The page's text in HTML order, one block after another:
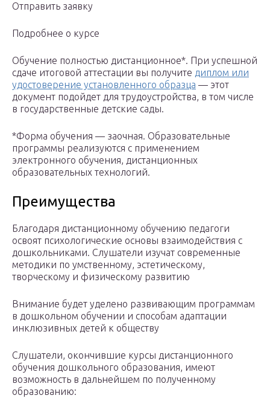
Отправить заявку
Подробнее о курсе
Обучение полностью дистанционное*. При успешной
сдаче итоговой аттестации вы получите диплом или
удостоверение установленного образца — этот
документ подойдет для трудоустройства, в том числе
в государственные детские сады.
*Форма обучения — заочная. Образовательные
программы реализуются с применением
электронного обучения, дистанционных
образовательных технологий.
Преимущества
Благодаря дистанционному обучению педагоги
освоят психологические основы взаимодействия с
дошкольниками. Слушатели изучат современные
методики по умственному, эстетическому,
творческому и физическому развитию
Внимание будет уделено развивающим программам
в дошкольном обучении и способам адаптации
инклюзивных детей к обществу
Слушатели, окончившие курсы дистанционного
обучения дошкольного образования, имеют
возможность в дальнейшем по полученному
образованию: